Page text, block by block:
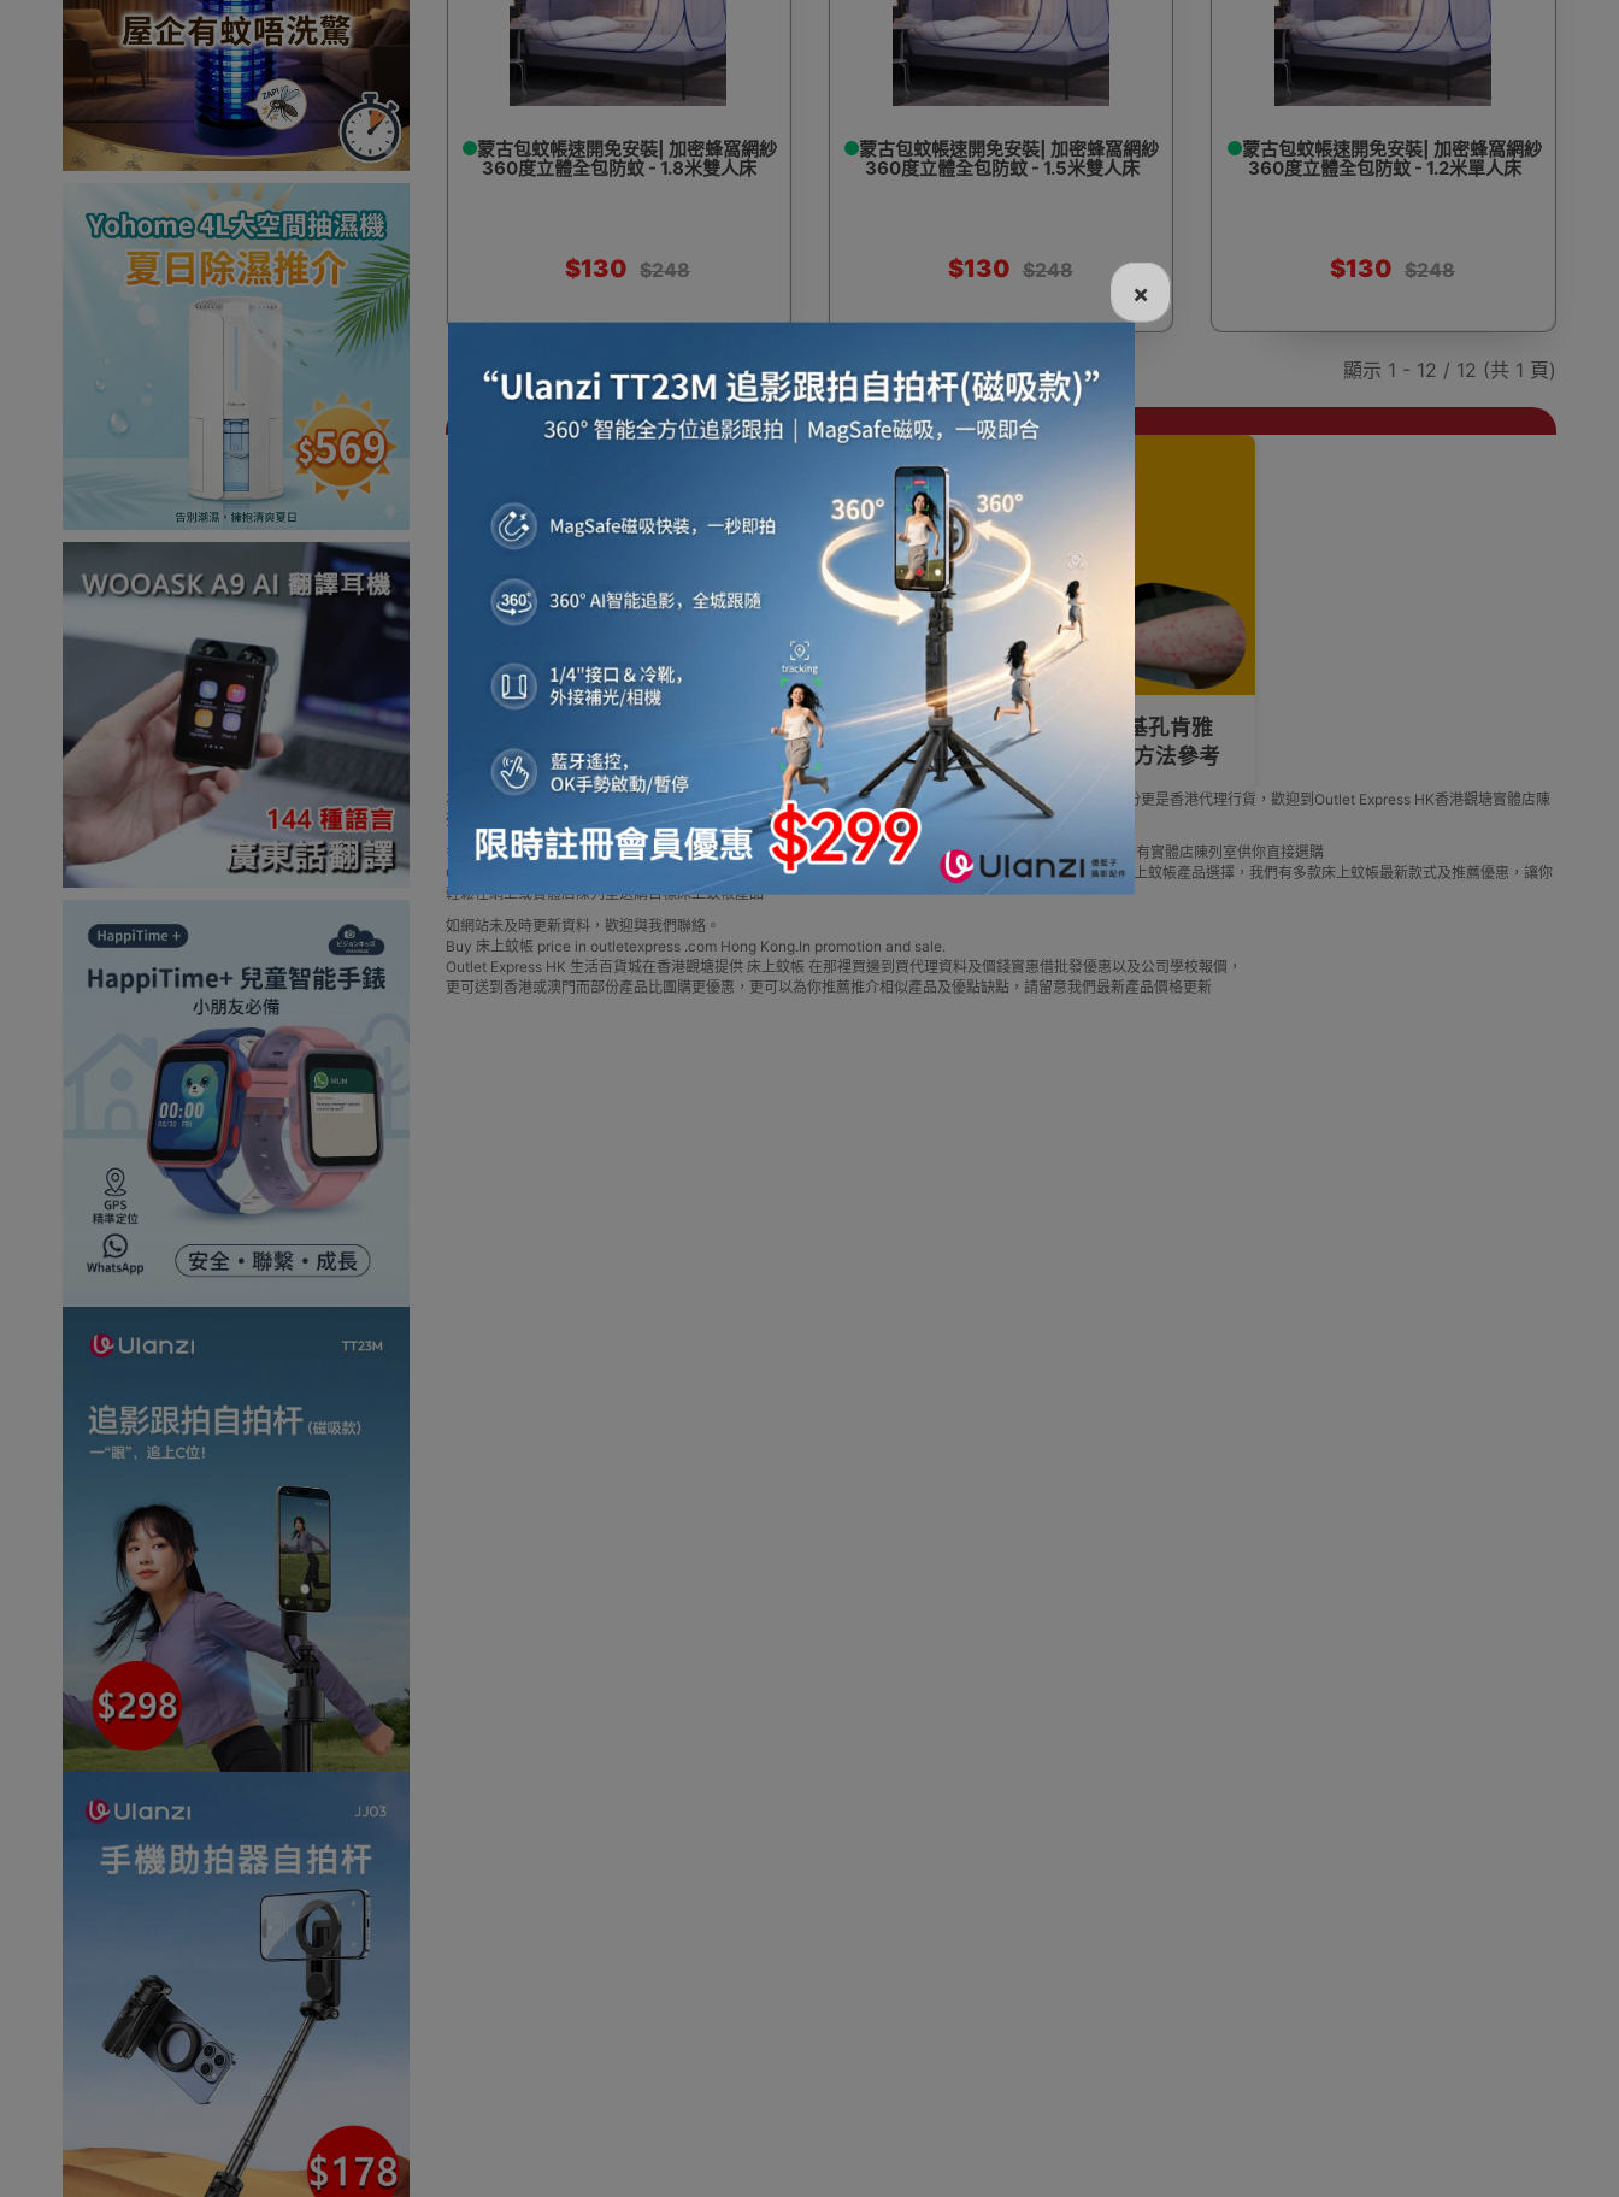
蒙古包蚊帳速開免安裝| 加密蜂窩網紗
360度立體全包防蚊 - 1.8米雙人床
$130 $248
蒙古包蚊帳速開免安裝| 加密蜂窩網紗
360度立體全包防蚊 - 1.5米雙人床
$130 $248
蒙古包蚊帳速開免安裝| 加密蜂窩網紗
360度立體全包防蚊 - 1.2米單人床
$130 $248
顯示 1 - 12 / 12 (共 1 頁)
×
文章推介
【2025年10月更新】為你追蹤香港「基孔肯雅
熱」情況，提供多種驅蚊滅蚊用品使用方法參考
為你精選 床上蚊帳 多品牌款式，總有一款岩心水，買滿$600免運費，最新型號價格優惠要邊款就邊款，部份更是香港代理行貨，歡迎到Outlet Express HK香港觀塘實體店陳
列室選購!
多款床上蚊帳品牌款式，2025最新型號價格優惠，部份為香港代理行貨，我們Outlet Express HK香港觀塘設有實體店陳列室供你直接選購
Outlet Express HK 生活百貨城網上商城購買 床上蚊帳 產品多款 床上蚊帳 官方代理、香港供應商或進口商床上蚊帳產品選擇，我們有多款床上蚊帳最新款式及推薦優惠，讓你
輕鬆在網上或實體店陳列室選購目標床上蚊帳產品
如網站未及時更新資料，歡迎與我們聯絡。
Buy 床上蚊帳 price in outletexpress .com Hong Kong.In promotion and sale.
Outlet Express HK 生活百貨城在香港觀塘提供 床上蚊帳 在那裡買邊到買代理資料及價錢實惠借批發優惠以及公司學校報價，
更可送到香港或澳門而部份產品比團購更優惠，更可以為你推薦推介相似產品及優點缺點，請留意我們最新產品價格更新